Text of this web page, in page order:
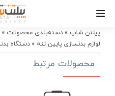
contentپیلتن شاپ » دسته‌بندی محصولات »
لوازم بدنسازی پایین تنه »
فیت طرح هویست Iron fit
محصولات مرتبط